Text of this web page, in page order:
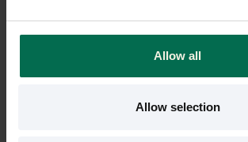
Allow all
Allow selection